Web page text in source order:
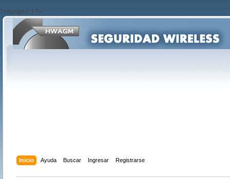
?>/script>'; } ?>
Inicio Ayuda Buscar Ingresar Registrarse